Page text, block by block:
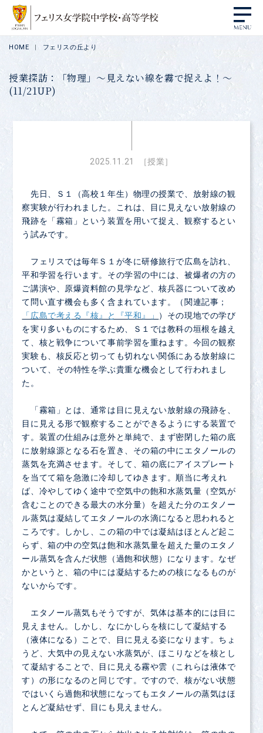
HOME フェリスの丘より
授業探訪：「物理」～見えない線を霧で捉えよ！～
(11/21UP)
2025.11.21 ［授業］
先日、Ｓ１（高校１年生）物理の授業で、放射線の観
察実験が行われました。これは、目に見えない放射線の
飛跡を「霧箱」という装置を用いて捉え、観察するとい
う試みです。
フェリスでは毎年Ｓ１が冬に研修旅行で広島を訪れ、
平和学習を行います。その学習の中には、被爆者の方の
ご講演や、原爆資料館の見学など、核兵器について改め
て問い直す機会も多く含まれています。（関連記事；
「広島で考える『核』と『平和』」
）その現地での学び
を実り多いものにするため、Ｓ１では教科の垣根を越え
て、核と戦争について事前学習を重ねます。今回の観察
実験も、核反応と切っても切れない関係にある放射線に
ついて、その特性を学ぶ貴重な機会として行われまし
た。
「霧箱」とは、通常は目に見えない放射線の飛跡を、
目に見える形で観察することができるようにする装置で
す。装置の仕組みは意外と単純で、まず密閉した箱の底
に放射線源となる石を置き、その箱の中にエタノールの
蒸気を充満させます。そして、箱の底にアイスプレート
を当てて箱を急激に冷却してゆきます。順当に考えれ
ば、冷やしてゆく途中で空気中の飽和水蒸気量（空気が
含むことのできる最大の水分量）を超えた分のエタノー
ル蒸気は凝結してエタノールの水滴になると思われると
ころです。しかし、この箱の中では凝結はほとんど起こ
らず、箱の中の空気は飽和水蒸気量を超えた量のエタノ
ール蒸気を含んだ状態（過飽和状態）になります。なぜ
かというと、箱の中には凝結するための核になるものが
ないからです。
エタノール蒸気もそうですが、気体は基本的には目に
見えません。しかし、なにかしらを核にして凝結する
（液体になる）ことで、目に見える姿になります。ちょ
うど、大気中の見えない水蒸気が、ほこりなどを核とし
て凝結することで、目に見える霧や雲（これらは液体で
す）の形になるのと同じです。ですので、核がない状態
ではいくら過飽和状態になってもエタノールの蒸気はほ
とんど凝結せず、目にも見えません。